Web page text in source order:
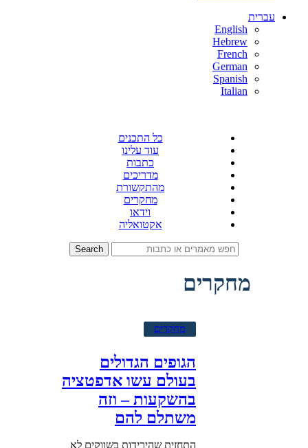
עברית
English
Hebrew
French
German
Spanish
Italian
כל התכנים
עוד עלינו
כתבות
מדריכים
מהתקשורת
מחקרים
וידאו
אקטואליה
Search
מחקרים
מחקרים
הגופים הגדולים
בעולם עשו אדפטציה
בהשקעות – וזה
משתלם להם
התחזית שהירידות בשווקים לא